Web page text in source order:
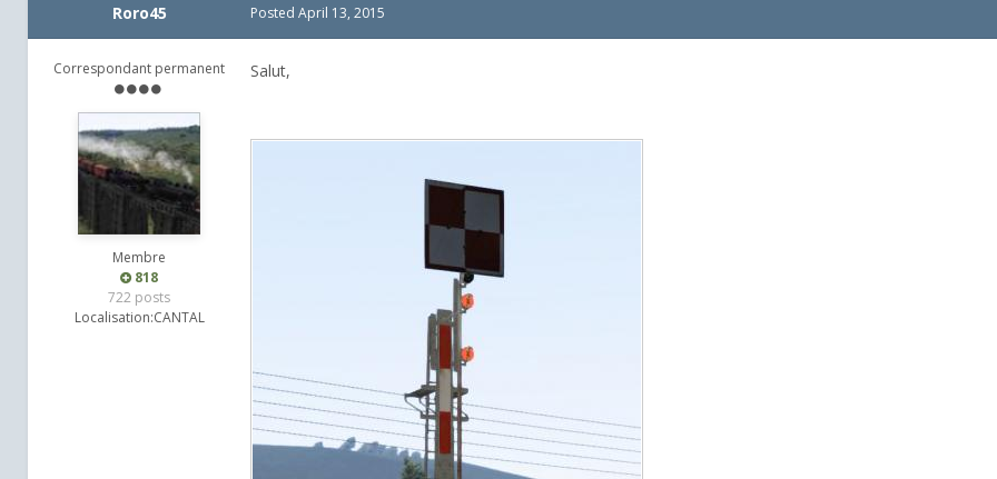
Roro45
Correspondant permanent
Membre
818
722 posts
Localisation:CANTAL
Posted April 13, 2015
Salut,